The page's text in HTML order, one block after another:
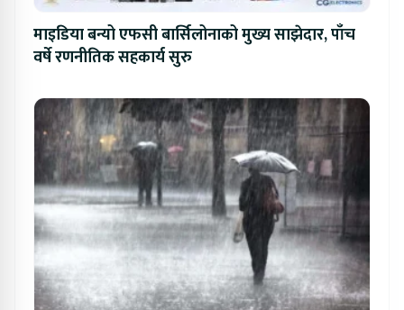
माइडिया बन्यो एफसी बार्सिलोनाको मुख्य साझेदार, पाँच
वर्षे रणनीतिक सहकार्य सुरु